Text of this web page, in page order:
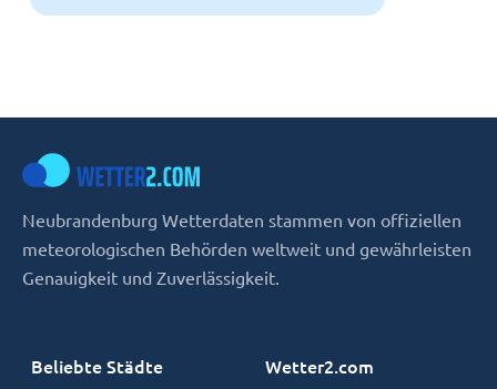
Neubrandenburg Wetterdaten stammen von offiziellen
meteorologischen Behörden weltweit und gewährleisten
Genauigkeit und Zuverlässigkeit.
Beliebte Städte Wetter2.com